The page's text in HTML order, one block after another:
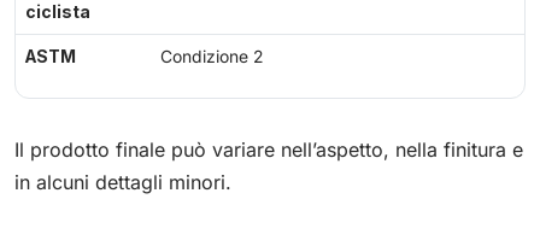
ciclista
ASTM Condizione 2
Il prodotto finale può variare nell’aspetto, nella finitura e
in alcuni dettagli minori.